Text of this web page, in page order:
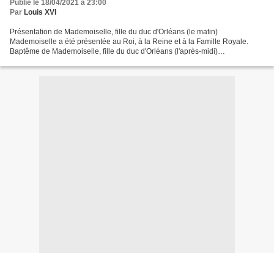
Publié le 18/04/2021 à 23:00
Par Louis XVI
Présentation de Mademoiselle, fille du duc d'Orléans (le matin)
Mademoiselle a été présentée au Roi, à la Reine et à la Famille Royale.
Baptême de Mademoiselle, fille du duc d'Orléans (l'après-midi)